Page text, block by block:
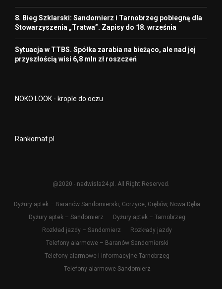
8. Bieg Szklarski: Sandomierz i Tarnobrzeg pobiegną dla
Stowarzyszenia „Tratwa”. Zapisy do 18. września
Sytuacja w TTBS. Spółka zarabia na bieżąco, ale nad jej
przyszłością wisi 6,8 mln zł roszczeń
NOKO LOOK - krople do oczu
Rankomat.pl
@2020 - nadwisla24.pl. All Right Reserved.
Dyżury aptek – Baranów Sandomierski, Gorzyce, Grębów, Nowa Dęba
Dyżury aptek – Sandomierz
Dyżury aptek – Tarnobrzeg
Rozkład jazdy – Sandomierz
Rozkłady jazdy
Telefony alarmowe – Baranów Sandomierski
Telefony alarmowe i informacyjne Tarnobrzeg
Telefony alarmowe Sandomierz